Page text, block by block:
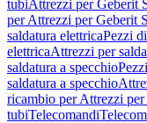
tubiAttrezzi per Geberit
per Attrezzi per Geberit
saldatura elettricaPezzi
elettricaAttrezzi per
saldatura a specchio
saldatura a specchio
ricambio per Attrezzi
tubiTelecomandi